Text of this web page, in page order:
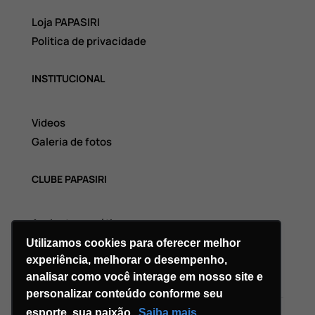
Utilizamos cookies para oferecer melhor
experiência, melhorar o desempenho,
analisar como você interage em nosso site e
personalizar conteúdo conforme seu
Loja PAPASIRI
Politica de privacidade
INSTITUCIONAL
Videos
Galeria de fotos
CLUBE PAPASIRI
Assinatura grátis